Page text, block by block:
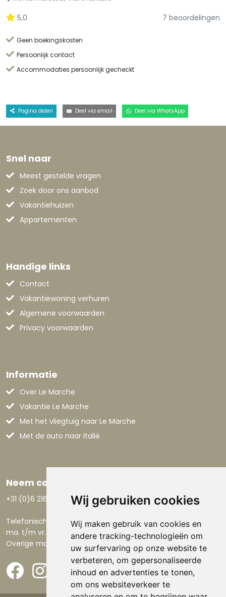
Wij gebruiken cookies
Wij maken gebruik van cookies en
andere tracking-technologieën om
uw surfervaring op onze website te
verbeteren, om gepersonaliseerde
inhoud en advertenties te tonen,
om ons websiteverkeer te
5,0 7 beoordelingen
Geen boekingskosten
Persoonlijk contact
Accommodaties persoonlijk gecheckt
Pagina delen Deel via email Deel via WhatsApp
Snel naar
Meest gestelde vragen
Zoek door ons aanbod
Vakantiehuizen
Appartementen
Handige links
Contact
Vakantiewoning verhuren
Algemene voorwaarden
Privacy voorwaarden
Informatie
Over Le Marche
Vakantie Le Marche
Met het vliegtuig naar Le Marche
Met de auto naar Italië
Neem contact op
+31 (0)6 21668801
Telefonisch bereikbaar:
ma. t/m vr. 9.00-17.30 uur.
Overige momenten via email.